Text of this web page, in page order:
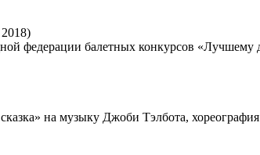
федерации балетных конкурсов «Лучшему
на музыку Джоби Тэлбота,